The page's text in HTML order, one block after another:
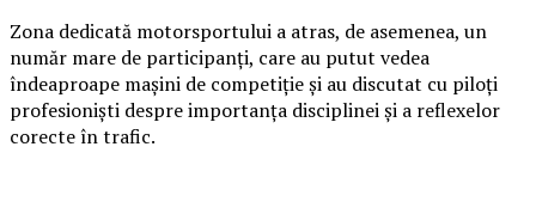
Zona dedicată motorsportului a atras, de asemenea, un
număr mare de participanți, care au putut vedea
îndeaproape mașini de competiție și au discutat cu piloți
profesioniști despre importanța disciplinei și a reflexelor
corecte în trafic.